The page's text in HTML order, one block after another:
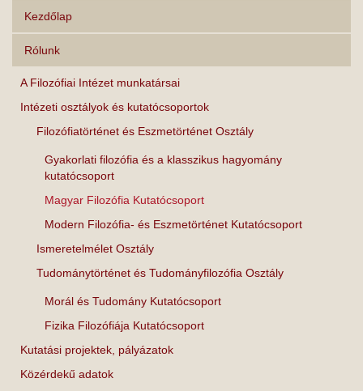
Kezdőlap
Rólunk
A Filozófiai Intézet munkatársai
Intézeti osztályok és kutatócsoportok
Filozófiatörténet és Eszmetörténet Osztály
Gyakorlati filozófia és a klasszikus hagyomány
kutatócsoport
Magyar Filozófia Kutatócsoport
Modern Filozófia- és Eszmetörténet Kutatócsoport
Ismeretelmélet Osztály
Tudománytörténet és Tudományfilozófia Osztály
Morál és Tudomány Kutatócsoport
Fizika Filozófiája Kutatócsoport
Kutatási projektek, pályázatok
Közérdekű adatok